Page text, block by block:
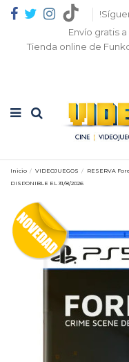
Envío gratis
Tienda online de
Inicio VIDEOJUEGOS
RESERVA
DISPONIBLE EL 31/8/2026